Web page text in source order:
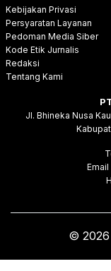
Kebijakan Privasi
Persyaratan Layanan
Pedoman Media Siber
Kode Etik Jurnalis
Redaksi
Tentang Kami
Jl. Bhineka Nusa
© 2026